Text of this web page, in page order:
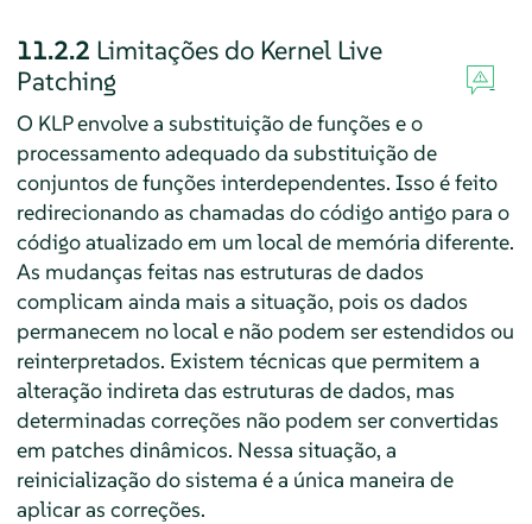
11.2.2 Limitações do Kernel Live
Patching
O KLP envolve a substituição de funções e o
processamento adequado da substituição de
conjuntos de funções interdependentes. Isso é feito
redirecionando as chamadas do código antigo para o
código atualizado em um local de memória diferente.
As mudanças feitas nas estruturas de dados
complicam ainda mais a situação, pois os dados
permanecem no local e não podem ser estendidos ou
reinterpretados. Existem técnicas que permitem a
alteração indireta das estruturas de dados, mas
determinadas correções não podem ser convertidas
em patches dinâmicos. Nessa situação, a
reinicialização do sistema é a única maneira de
aplicar as correções.